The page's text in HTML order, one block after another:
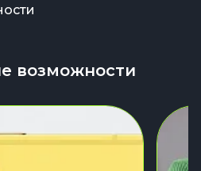
возможности